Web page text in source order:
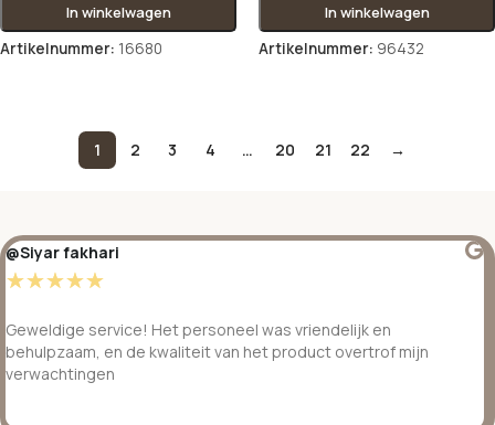
In winkelwagen
Artikelnummer: 16680
In winkelwagen
Artikelnummer: 96432
1 2 3 4 … 20 21 22 →
@Siyar fakhari
☆☆☆☆☆
Geweldige service! Het personeel was vriendelijk en
behulpzaam, en de kwaliteit van het product overtrof mijn
verwachtingen